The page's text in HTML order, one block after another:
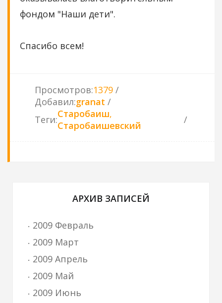
фондом "Наши дети".
Спасибо всем!
Просмотров:1379
Добавил:granat
Теги:Старобаиш,
Старобаишевский
АРХИВ ЗАПИСЕЙ
2009 Февраль
2009 Март
2009 Апрель
2009 Май
2009 Июнь